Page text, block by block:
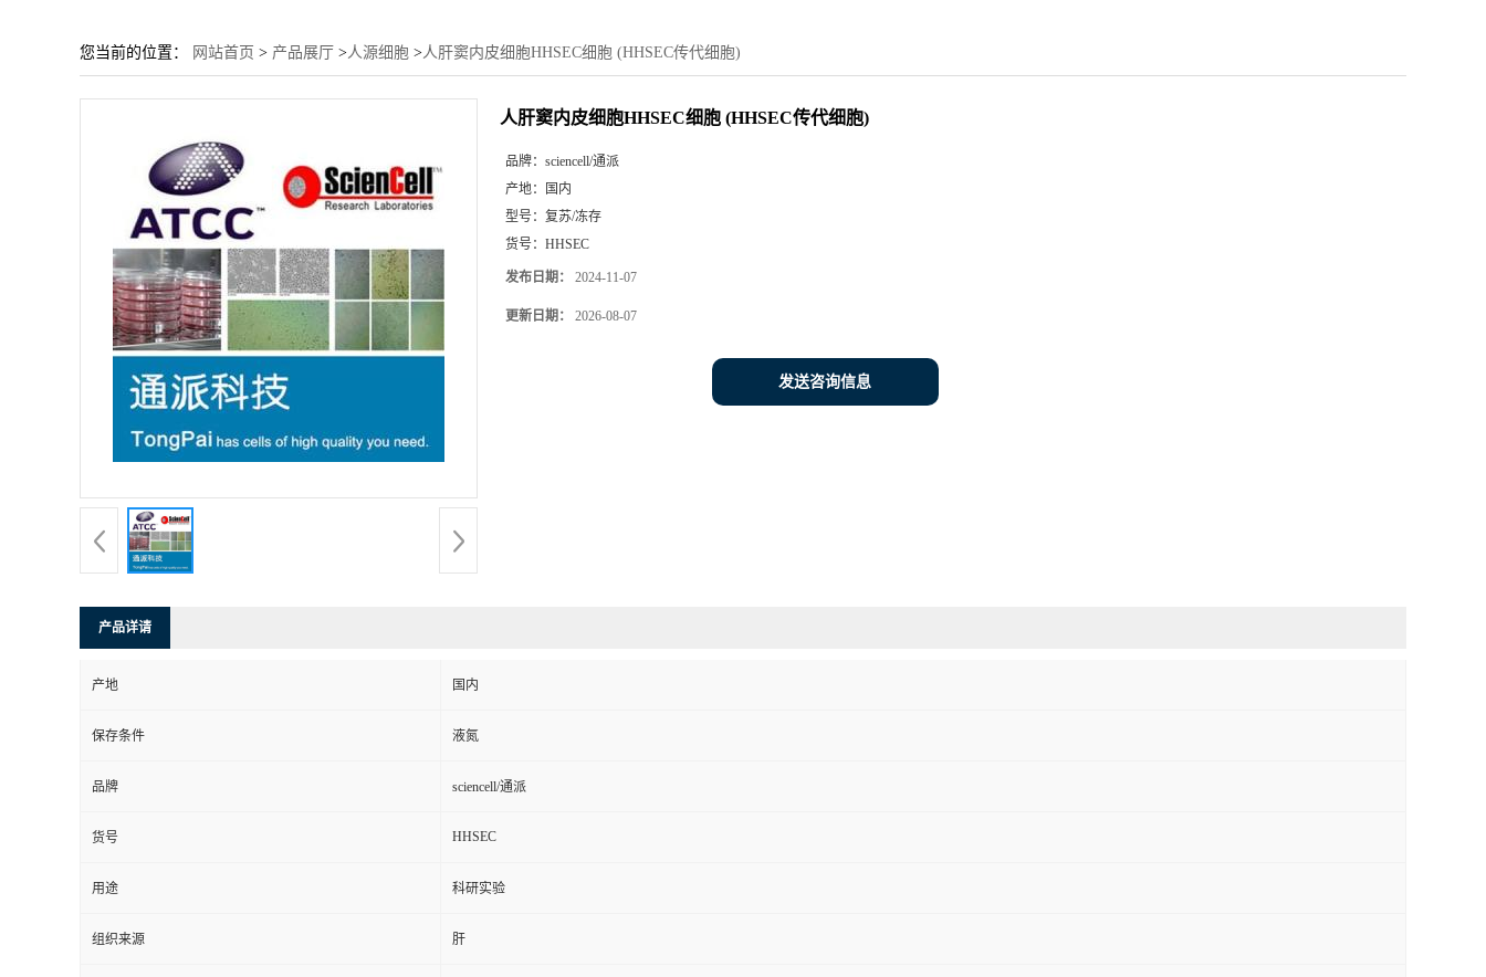
您当前的位置： 网站首页 > 产品展厅 >人源细胞 >人肝窦内皮细胞HHSEC细胞 (HHSEC传代细胞)
人肝窦内皮细胞HHSEC细胞 (HHSEC传代细胞)
品牌： sciencell/通派
产地：
国内
型号： 复苏/冻存
货号： HHSEC
发布日期： 2024-11-07
更新日期： 2026-08-07
发送咨询信息
产品详请
产地 国内
保存条件 液氮
品牌 sciencell/通派
货号 HHSEC
用途 科研实验
组织来源 肝